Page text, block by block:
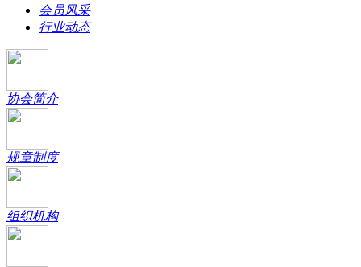
会员风采
行业动态
协会简介
规章制度
组织机构